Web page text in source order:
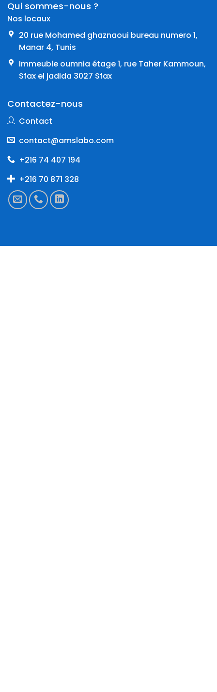
Qui sommes-nous ?
Nos locaux
20 rue Mohamed ghaznaoui bureau numero 1,
Manar 4, Tunis
Immeuble oumnia étage 1, rue Taher Kammoun,
Sfax el jadida 3027 Sfax
Contactez-nous
Contact
contact@amslabo.com
+216 74 407 194
+216 70 871 328